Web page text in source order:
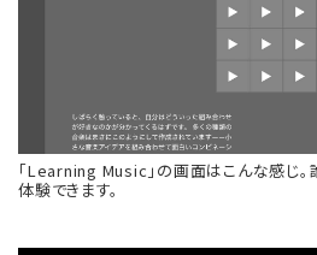
「Learning Music」の画面はこんな感じ。
体験できます。